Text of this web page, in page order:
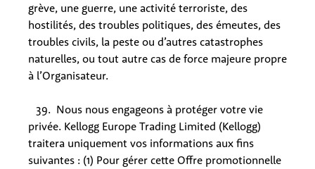
grève, une guerre, une activité terroriste, des
hostilités, des troubles politiques, des émeutes, des
troubles civils, la peste ou d’autres catastrophes
naturelles, ou tout autre cas de force majeure propre
à l’Organisateur.
39. Nous nous engageons à protéger votre vie
privée. Kellogg Europe Trading Limited (Kellogg)
traitera uniquement vos informations aux fins
suivantes : (1) Pour gérer cette Offre promotionnelle